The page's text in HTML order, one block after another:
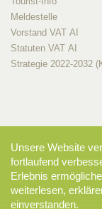
Meldestelle
Vorstand VAT AI
Statuten VAT AI
Strategie 2022-2032
Unsere Website
fortlaufend
Erlebnis
weiterlesen,
einverstanden.